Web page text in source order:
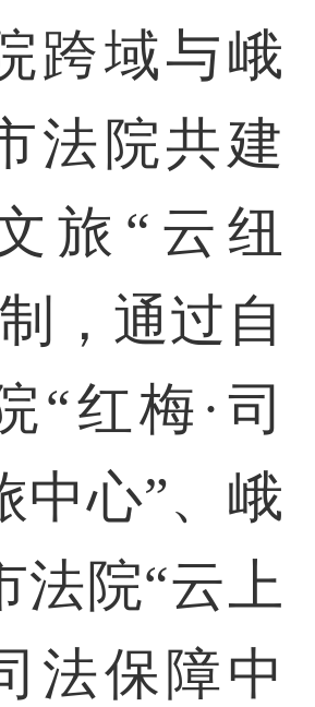
跨域与峨
法院共建
旅“云纽
，通过自
“红梅·司
中心”、峨
法院“云上
法保障中